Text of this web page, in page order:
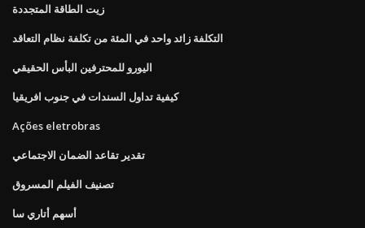
زيت الطاقة المتجددة
التكلفة زائد واحد في المئة من تكلفة نظام التعاقد
اليورو للمحترفين البأس الحقيقي
كيفية تداول السندات في جنوب افريقيا
Ações eletrobras
تقدير تقاعد الضمان الاجتماعي
تصنيف الفيلم المسروق
أسهم أتاري سا